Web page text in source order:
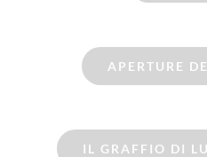
APERTURE
IL GRAFFIO DI